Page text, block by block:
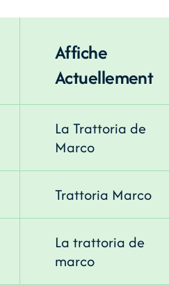
Affiche
Actuellement
La Trattoria de
Marco
Trattoria Marco
La trattoria de
marco